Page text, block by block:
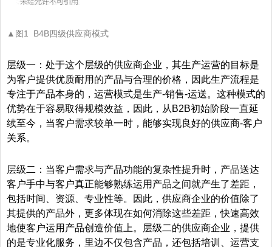
▲图1 B4B四级供应商模式
层级一：处于这个层级的供应商企业，其生产运营的目标是
为客户提供优质耐用的产品与合理的价格，因此生产流程是
专注于产品本身的，运营模式是生产-销售-运送。这种模式的
优势在于容易取得规模效益，因此，从B2B初始阶段一直延
续至今，当客户需求较单一时，能够实现良好的供应商-客户
关系。
层级二：当客户需求与产品功能的复杂性提升时，产品送达
客户手中与客户真正能够熟练运用产品之间就产生了差距，
包括时间、资源、专业性等。因此，供应商企业的价值除了
其提供的产品外，更多体现在如何消除这些差距，快速高效
地使客户运用产品创造价值上。层级二的供应商企业，提供
的是专业化服务，里边不仅包含产品，还包括培训、运营支